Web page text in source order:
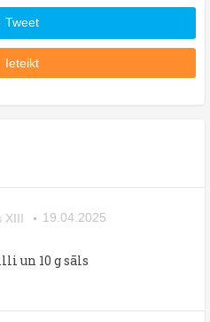
Tweet
Ieteikt
XIII 19.04.2025
un 10 g sāls